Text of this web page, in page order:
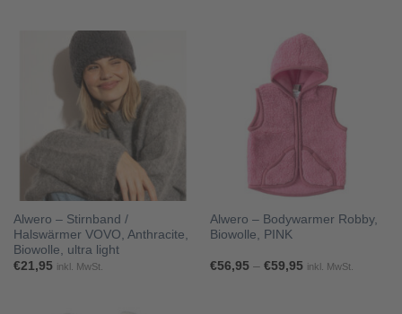
Alwero – Stirnband /
Halswärmer VOVO, Anthracite,
Biowolle, ultra light
€21,95 inkl. MwSt.
Alwero – Bodywarmer Robby,
Biowolle, PINK
€56,95 – €59,95Preisspanne:
inkl. MwSt.